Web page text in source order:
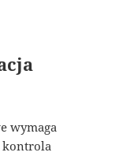
wymaga
kontrola